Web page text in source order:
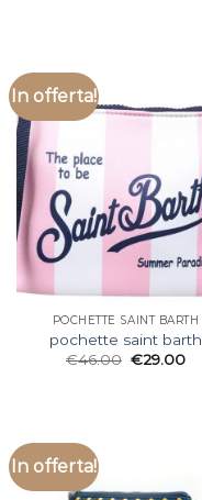
In offerta!
POCHETTE SAINT BARTH
pochette saint barth
€46.00 €29.00
In offerta!